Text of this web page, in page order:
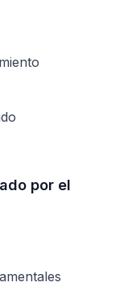
por el